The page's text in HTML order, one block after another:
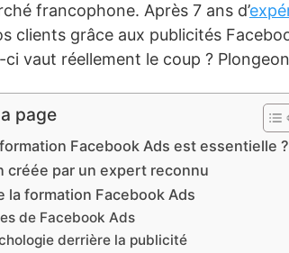
francophone. Après 7 ans d’
clients grâce aux publicités
vaut réellement le coup ?
page
Facebook Ads est essentielle ?
créée par un expert reconnu
la formation Facebook Ads
de Facebook Ads
derrière la publicité